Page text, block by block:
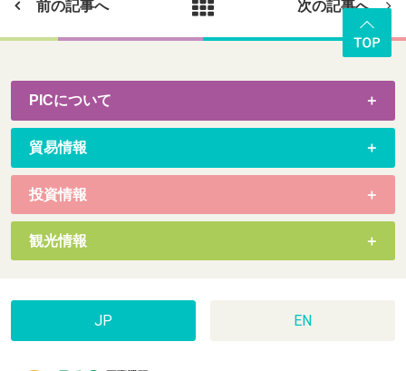
前の記事へ 次の記事へ
PICについて
貿易情報
投資情報
観光情報
JP EN